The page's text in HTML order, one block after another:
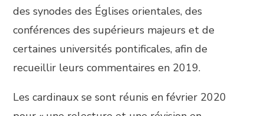
des synodes des Églises orientales, des
conférences des supérieurs majeurs et de
certaines universités pontificales, afin de
recueillir leurs commentaires en 2019.
Les cardinaux se sont réunis en février 2020